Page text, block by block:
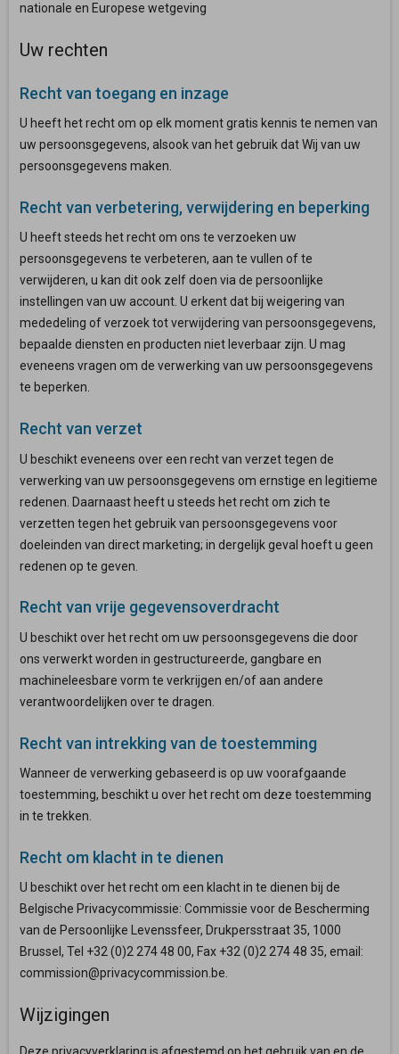
nationale en Europese wetgeving
Uw rechten
Recht van toegang en inzage
U heeft het recht om op elk moment gratis kennis te nemen van
uw persoonsgegevens, alsook van het gebruik dat Wij van uw
persoonsgegevens maken.
Recht van verbetering, verwijdering en beperking
U heeft steeds het recht om ons te verzoeken uw
persoonsgegevens te verbeteren, aan te vullen of te
verwijderen, u kan dit ook zelf doen via de persoonlijke
instellingen van uw account. U erkent dat bij weigering van
mededeling of verzoek tot verwijdering van persoonsgegevens,
bepaalde diensten en producten niet leverbaar zijn. U mag
eveneens vragen om de verwerking van uw persoonsgegevens
te beperken.
Recht van verzet
U beschikt eveneens over een recht van verzet tegen de
verwerking van uw persoonsgegevens om ernstige en legitieme
redenen. Daarnaast heeft u steeds het recht om zich te
verzetten tegen het gebruik van persoonsgegevens voor
doeleinden van direct marketing; in dergelijk geval hoeft u geen
redenen op te geven.
Recht van vrije gegevensoverdracht
U beschikt over het recht om uw persoonsgegevens die door
ons verwerkt worden in gestructureerde, gangbare en
machineleesbare vorm te verkrijgen en/of aan andere
verantwoordelijken over te dragen.
Recht van intrekking van de toestemming
Wanneer de verwerking gebaseerd is op uw voorafgaande
toestemming, beschikt u over het recht om deze toestemming
in te trekken.
Recht om klacht in te dienen
U beschikt over het recht om een klacht in te dienen bij de
Belgische Privacycommissie: Commissie voor de Bescherming
van de Persoonlijke Levenssfeer, Drukpersstraat 35, 1000
Brussel, Tel +32 (0)2 274 48 00, Fax +32 (0)2 274 48 35, email:
commission@privacycommission.be.
Wijzigingen